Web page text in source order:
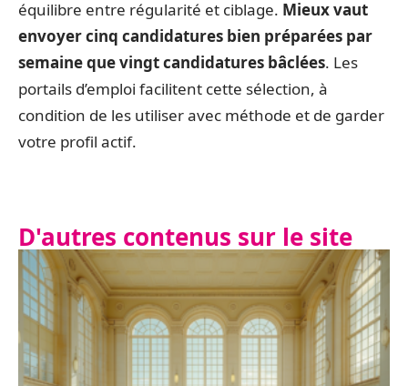
équilibre entre régularité et ciblage. Mieux vaut
envoyer cinq candidatures bien préparées par
semaine que vingt candidatures bâclées. Les
portails d’emploi facilitent cette sélection, à
condition de les utiliser avec méthode et de garder
votre profil actif.
D'autres contenus sur le site